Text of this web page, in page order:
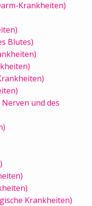
Krankheiten)
Blutes)
und des
Krankheiten)